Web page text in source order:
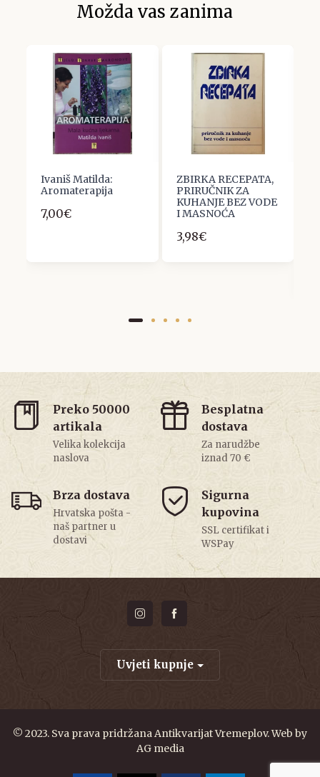
Možda vas zanima
Ivaniš Matilda:
Aromaterapija
7,00€
ZBIRKA RECEPATA,
PRIRUČNIK ZA
KUHANJE BEZ VODE
I MASNOĆA
3,98€
Preko 50000
artikala
Velika kolekcija
naslova
Besplatna
dostava
Za narudžbe
iznad 70 €
Brza dostava
Hrvatska pošta -
naš partner u
dostavi
Sigurna
kupovina
SSL certifikat i
WSPay
Uvjeti kupnje
© 2023. Sva prava pridržana Antikvarijat Vremeplov. Web by
AG media